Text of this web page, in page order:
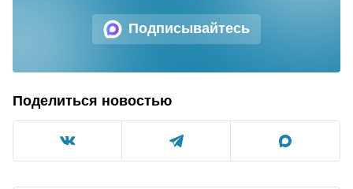
Подписывайтесь
Поделиться новостью